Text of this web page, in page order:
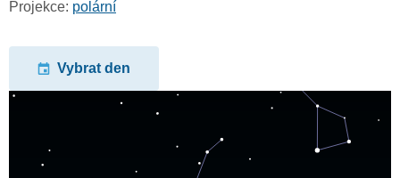
Projekce: polární
Vybrat den